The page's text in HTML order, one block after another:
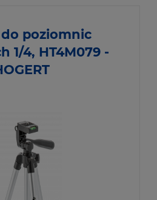
poziomnic
1/4, HT4M079 -